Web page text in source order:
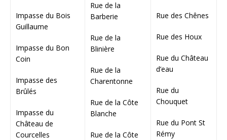
Impasse du Bois
Guillaume
Impasse du Bon
Coin
Impasse des
Brûlés
Impasse du
Château de
Courcelles
Rue de la
Barberie
Rue de la
Blinière
Rue de la
Charentonne
Rue de la Côte
Blanche
Rue de la Côte
Rue des Chênes
Rue des Houx
Rue du Château
d’eau
Rue du
Chouquet
Rue du Pont St
Rémy